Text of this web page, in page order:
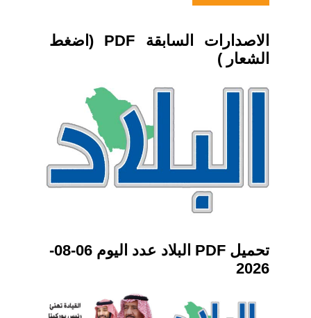
الاصدارات السابقة PDF (اضغط
الشعار )
تحميل PDF البلاد عدد اليوم 06-08-
2026